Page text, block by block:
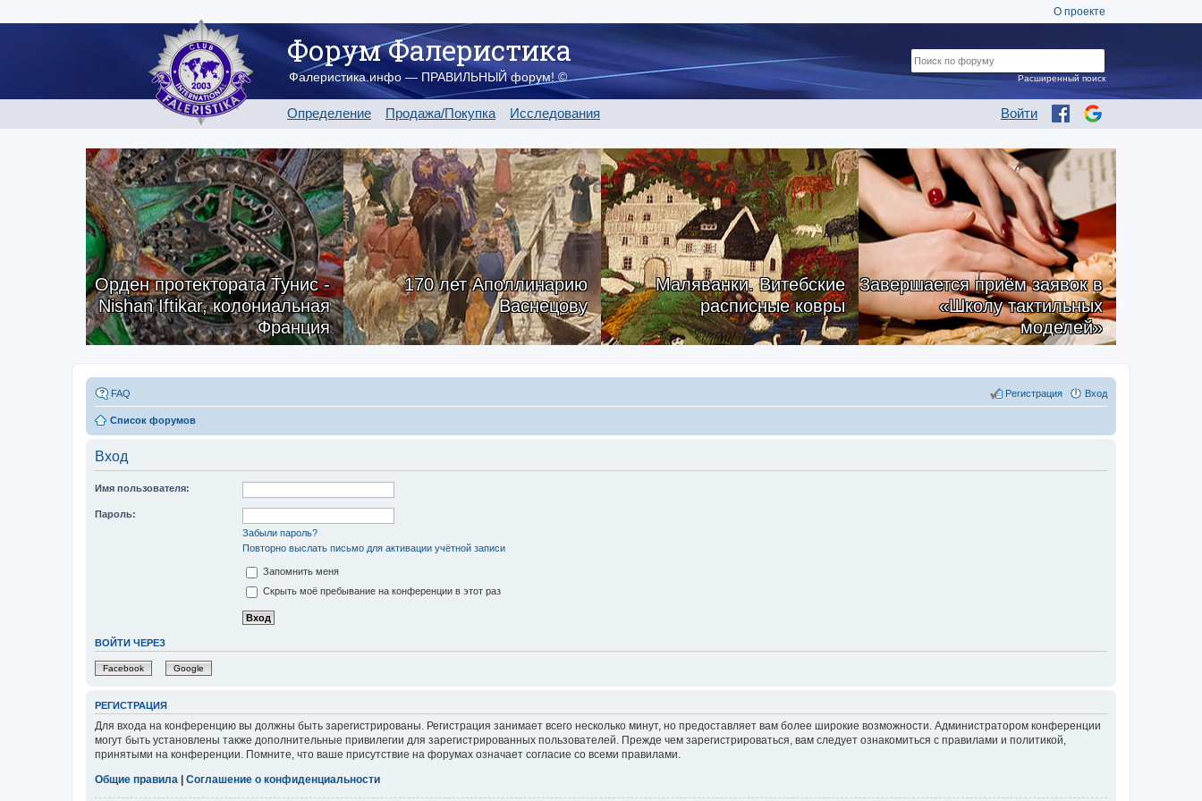
О проекте
Форум Фалеристика
Фалеристика.инфо — ПРАВИЛЬНЫЙ форум! ©
Определение Продажа/Покупка Исследования Войти
Расширенный поиск
Орден протектората Тунис -
Nishan Iftikar, колониальная
Франция
170 лет Аполлинарию
Васнецову
Маляванки. Витебские
расписные ковры
Завершается приём заявок в
«Школу тактильных
моделей»
FAQ Вход
Регистрация
Список форумов
Вход
Имя пользователя:
Пароль:
Забыли пароль?
Повторно выслать письмо для активации учётной записи
Запомнить меня
Скрыть моё пребывание на конференции в этот раз
ВОЙТИ ЧЕРЕЗ
Facebook Google
РЕГИСТРАЦИЯ
Для входа на конференцию вы должны быть зарегистрированы. Регистрация занимает всего несколько минут, но предоставляет вам более широкие возможности. Администратором конференции
могут быть установлены также дополнительные привилегии для зарегистрированных пользователей. Прежде чем зарегистрироваться, вам следует ознакомиться с правилами и политикой,
принятыми на конференции. Помните, что ваше присутствие на форумах означает согласие со всеми правилами.
Общие правила
Соглашение о конфиденциальности